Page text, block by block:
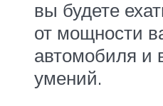
вы будете
от мощности
автомобиля и
умений.